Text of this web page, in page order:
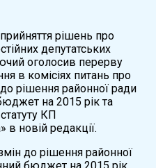
рішень про
депутатських
оголосив перерву
в комісіях питань про
рішення районної ради
на 2015 рік та
КП
новій редакції.
до рішення районної